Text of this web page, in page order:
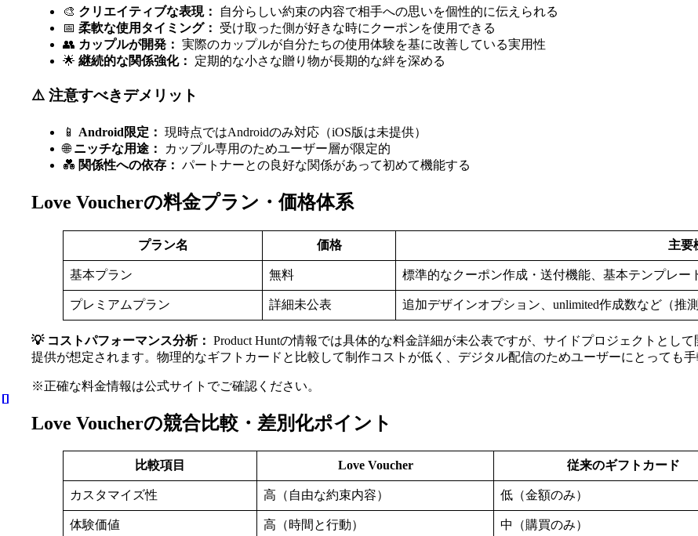
🎨 クリエイティブな表現：
自分らしい約束の内容で相手への思いを個性的に伝えられる
📅 柔軟な使用タイミング：
受け取った側が好きな時にクーポンを使用できる
👥 カップルが開発： 実際のカップルが自分たちの使用体験を基に改善している実用性
🌟 継続的な関係強化： 定期的な小さな贈り物が長期的な絆を深める
⚠️ 注意すべきデメリット
📱 Android限定： 現時点ではAndroidのみ対応（iOS版は未提供）
🌐ニッチな用途：
カップル専用のためユーザー層が限定的
💑 関係性への依存： パートナーとの良好な関係があって初めて機能する
Love Voucherの料金プラン・価格体系
プラン名 価格 主要
基本プラン 無料 標準的なクーポン作成・送付機能、基本テンプレー
プレミアムプラン 詳細未公表 追加デザインオプション、unlimited作成数など（推測
💡 コストパフォーマンス分析： Product Huntの情報では具体的な料金詳細が未公表ですが、サイドプロジェクトとし
提供が想定されます。物理的なギフトカードと比較して制作コストが低く、デジタル配信のためユーザーにとっても
※正確な料金情報は公式サイトでご確認ください。
Love Voucherの競合比較・差別化ポイント
比較項目 Love Voucher 従来のギフトカード
カスタマイズ性 高（自由な約束内容） 低（金額のみ）
体験価値 高（時間と行動） 中（購買のみ）